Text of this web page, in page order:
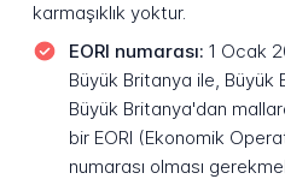
karmaşıklık yoktur.
EORI numarası: 1 Ocak
Büyük Britanya ile, Büyük
Büyük Britanya'dan
bir EORI (Ekonomik
numarası olması